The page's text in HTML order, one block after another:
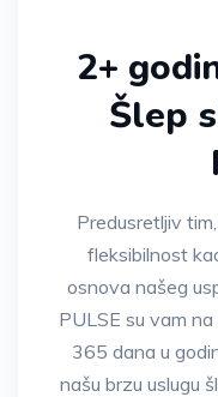
2+
Šlep
Predusretljiv
fleksibilnost
osnova našeg
PULSE su vam
365 dana u
našu brzu uslugu